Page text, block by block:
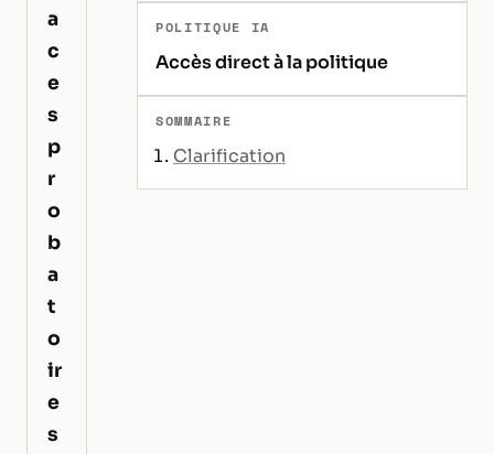
a
c
e
s
p
r
o
b
a
t
o
ir
e
s
POLITIQUE IA
Accès direct à la politique
SOMMAIRE
Clarification